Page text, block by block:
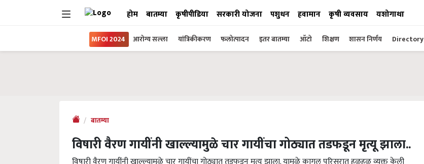
होम बातम्या कृषीपीडिया सरकारी योजना पशुधन हवामान कृषी व्यवसाय यशोगाथा
MFOI 2024 आरोग्य सल्ला यांत्रिकीकरण फलोत्पादन इतर बातम्या ऑटो शिक्षण शासन निर्णय Directory
बातम्या
विषारी वैरण गायींनी खाल्ल्यामुळे चार गायींचा गोठ्यात तडफडून मृत्यू झाला..